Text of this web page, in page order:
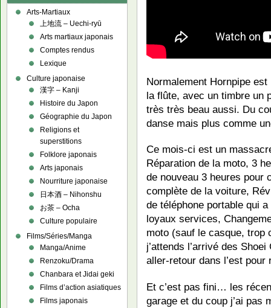
Normalement Hornpipe
la flûte, avec un timbre un
très très beau aussi. Du
danse mais plus comme
Ce mois-ci est un
Réparation de la moto, 3
de nouveau 3 heures pour
complète de la voiture,
de téléphone portable qui
loyaux services,
moto (sauf le casque, trop
j’attends l’arrivé des
aller-retour dans l’est
Et c’est pas fini… les
garage et du coup j’ai pas
Arts-Martiaux
上地流 – Uechi-ryū
Arts martiaux japonais
Comptes rendus
Lexique
Culture japonaise
漢字 – Kanji
Histoire du Japon
Géographie du Japon
Religions et
superstitions
Folklore japonais
Arts japonais
Nourriture japonaise
日本酒 – Nihonshu
お茶 – Ocha
Culture populaire
Films/Séries/Manga
Manga/Anime
Renzoku/Drama
Chanbara et Jidai geki
Films d’action asiatiques
Films japonais